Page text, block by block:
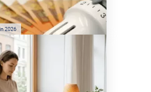
2026
logement de
conseils de
Pas Sorcier